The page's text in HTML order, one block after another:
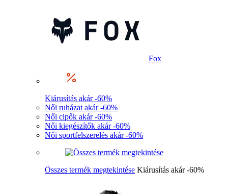
Fox
Kiárusítás akár -60%
Női ruházat akár -60%
Női cipők akár -60%
Női kiegészítők akár -60%
Női sportfelszerelés akár -60%
Összes termék megtekintése Kiárusítás akár -60%